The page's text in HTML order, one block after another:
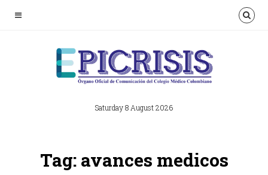
Saturday 8 August 2026
Tag: avances medicos